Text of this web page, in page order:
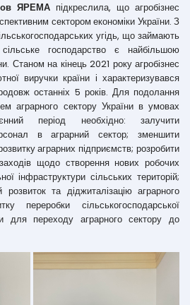
ЯРЕМА підкреслила, що агробізнес
сектором економіки України. З
угідь, що займають
господарство є найбільшою
Станом на кінець 2021 року агробізнес
виручки країни і характеризувався
останніх 5 років. Для подолання
аграрного сектору України в умовах
період необхідно: залучити
в аграрний сектор; зменшити
аграрних підприємств; розробити
щодо створення нових робочих
інфраструктури сільських територій;
розвиток та діджиталізацію аграрного
переробки сільськогосподарської
для переходу аграрного сектору до